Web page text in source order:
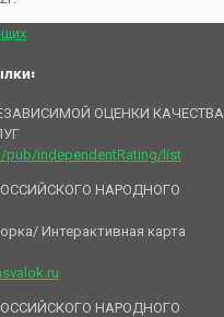
ОЦЕНКИ КАЧЕСТВА
pub/independentRating/list
НАРОДНОГО
Интерактивная карта
НАРОДНОГО